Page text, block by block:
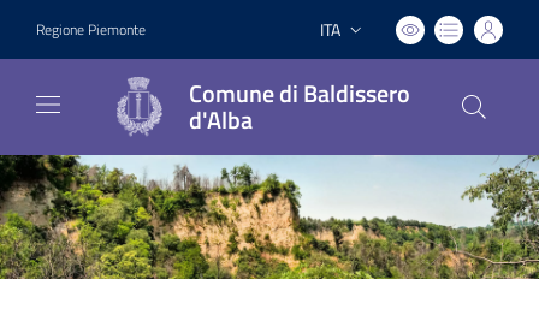
Regione Piemonte Lingua attiva:
ITA
Comune di Baldissero
d'Alba